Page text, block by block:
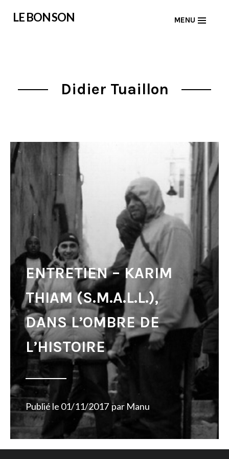
LE BON SON MENU
Didier Tuaillon
ENTRETIEN – KARIM
THIAM (S.M.A.L.L.),
DANS L’OMBRE DE
L’HISTOIRE
Publié le 01/11/2017 par Manu